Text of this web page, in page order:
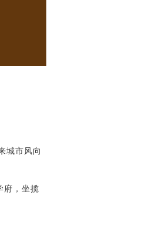
城市风向
府，坐揽